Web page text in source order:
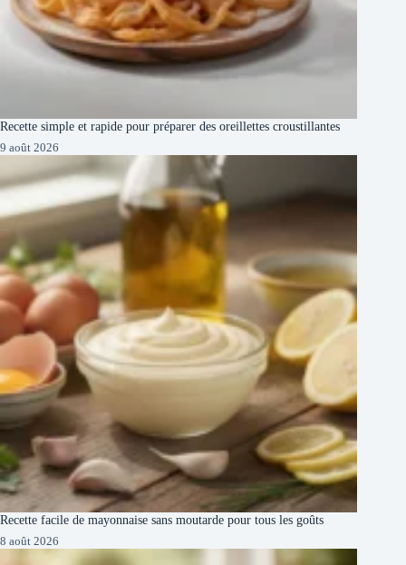
Recette simple et rapide pour préparer des oreillettes croustillantes
9 août 2026
Recette facile de mayonnaise sans moutarde pour tous les goûts
8 août 2026